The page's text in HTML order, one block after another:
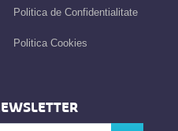
Politica de Confidentialitate
Politica Cookies